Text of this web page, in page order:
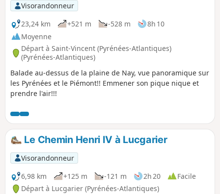
Visorandonneur
23,24 km
+521 m -528 m
8h 10
Moyenne
Départ à Saint-Vincent (Pyrénées-Atlantiques)
(Pyrénées-Atlantiques)
Balade au-dessus de la plaine de Nay, vue panoramique sur
les Pyrénées et le Piémont!! Emmener son pique nique et
prendre l'air!!!
Le Chemin Henri IV à Lucgarier
Visorandonneur
6,98 km
+125 m -121 m 2h 20
Facile
Départ à Lucgarier (Pyrénées-Atlantiques)